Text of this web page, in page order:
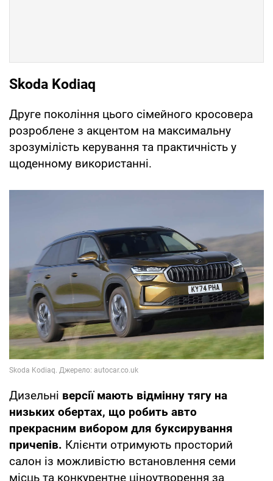
Skoda Kodiaq
Друге покоління цього сімейного кросовера
розроблене з акцентом на максимальну
зрозумілість керування та практичність у
щоденному використанні.
Дизельні версії мають відмінну тягу на
низьких обертах, що робить авто
прекрасним вибором для буксирування
причепів. Клієнти отримують просторий
салон із можливістю встановлення семи
місць та конкурентне ціноутворення за